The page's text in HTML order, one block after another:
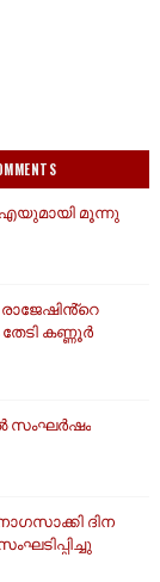
എയുമായി മൂന്നു
കണ്ണൂർ
സംഘര്‍ഷം
ദിന